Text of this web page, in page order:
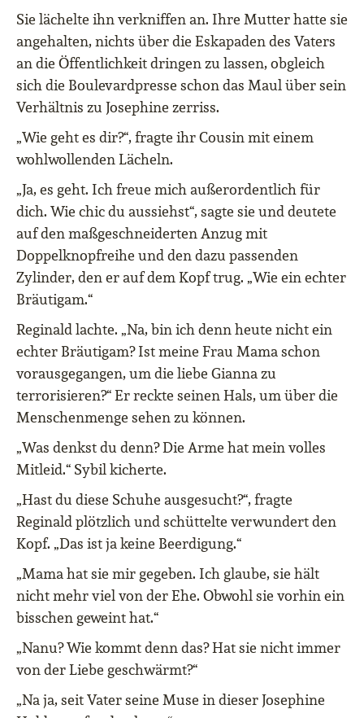
Sie lächelte ihn verkniffen an. Ihre Mutter hatte sie
angehalten, nichts über die Eskapaden des Vaters
an die Öffentlichkeit dringen zu lassen, obgleich
sich die Boulevardpresse schon das Maul über sein
Verhältnis zu Josephine zerriss.
„Wie geht es dir?“, fragte ihr Cousin mit einem
wohlwollenden Lächeln.
„Ja, es geht. Ich freue mich außerordentlich für
dich. Wie chic du aussiehst“, sagte sie und deutete
auf den maßgeschneiderten Anzug mit
Doppelknopfreihe und den dazu passenden
Zylinder, den er auf dem Kopf trug. „Wie ein echter
Bräutigam.“
Reginald lachte. „Na, bin ich denn heute nicht ein
echter Bräutigam? Ist meine Frau Mama schon
vorausgegangen, um die liebe Gianna zu
terrorisieren?“ Er reckte seinen Hals, um über die
Menschenmenge sehen zu können.
„Was denkst du denn? Die Arme hat mein volles
Mitleid.“ Sybil kicherte.
„Hast du diese Schuhe ausgesucht?“, fragte
Reginald plötzlich und schüttelte verwundert den
Kopf. „Das ist ja keine Beerdigung.“
„Mama hat sie mir gegeben. Ich glaube, sie hält
nicht mehr viel von der Ehe. Obwohl sie vorhin ein
bisschen geweint hat.“
„Nanu? Wie kommt denn das? Hat sie nicht immer
von der Liebe geschwärmt?“
„Na ja, seit Vater seine Muse in dieser Josephine